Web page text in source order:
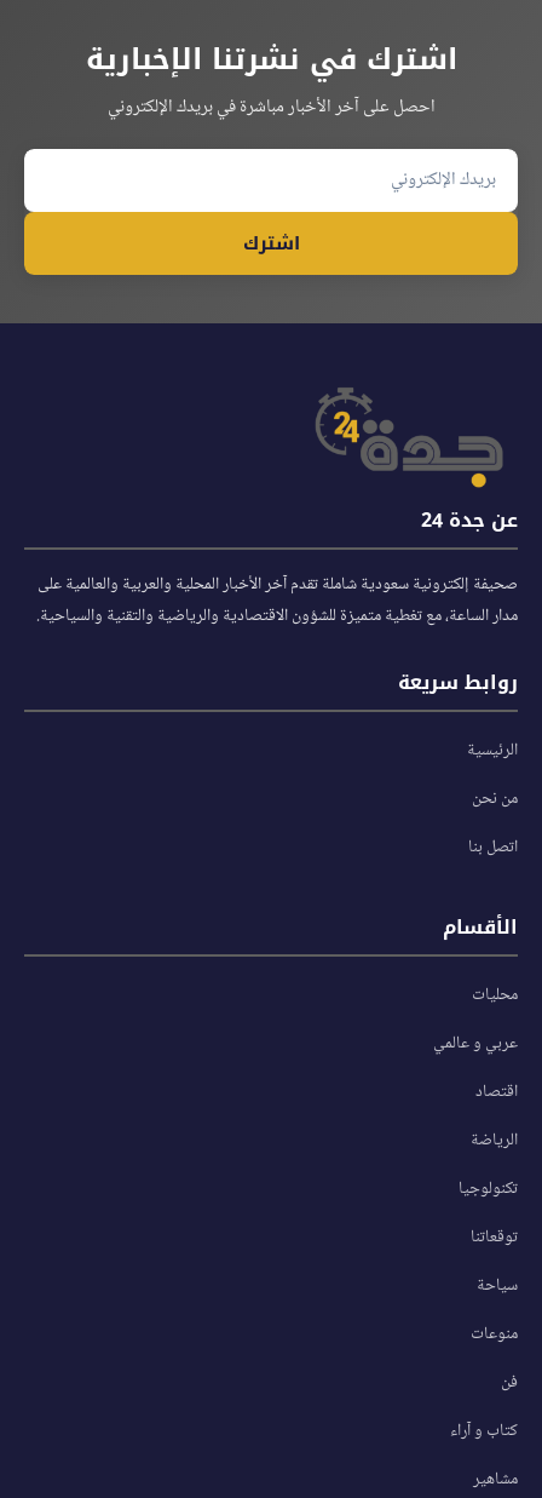
اشترك في نشرتنا الإخبارية
احصل على آخر الأخبار مباشرة في بريدك الإلكتروني
اشترك
عن جدة 24
صحيفة إلكترونية سعودية شاملة تقدم آخر الأخبار المحلية والعربية والعالمية على
مدار الساعة، مع تغطية متميزة للشؤون الاقتصادية والرياضية والتقنية والسياحية.
روابط سريعة
الرئيسية
من نحن
اتصل بنا
الأقسام
محليات
عربي و عالمي
اقتصاد
الرياضة
تكنولوجيا
توقعاتنا
سياحة
منوعات
فن
كتاب و آراء
مشاهير